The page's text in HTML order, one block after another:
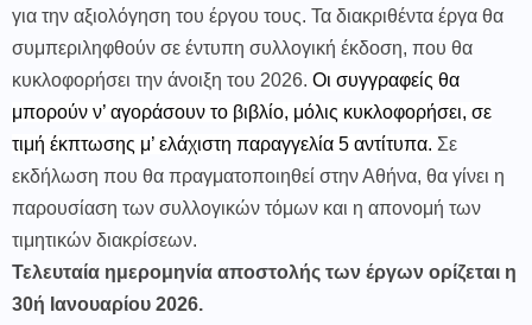
για την αξιολόγηση του έργου τους. Τα διακριθέντα έργα θα
συμπεριληφθούν σε έντυπη συλλογική έκδοση, που θα
κυκλοφορήσει την άνοιξη του 2026. Οι συγγραφείς θα
μπορούν ν’ αγοράσουν το βιβλίο, μόλις κυκλοφορήσει, σε
τιμή έκπτωσης μ’ ελάχιστη παραγγελία 5 αντίτυπα. Σε
εκδήλωση που θα πραγματοποιηθεί στην Αθήνα, θα γίνει η
παρουσίαση των συλλογικών τόμων και η απονομή των
τιμητικών διακρίσεων.
Τελευταία ημερομηνία αποστολής των έργων ορίζεται η
30ή Ιανουαρίου 2026.